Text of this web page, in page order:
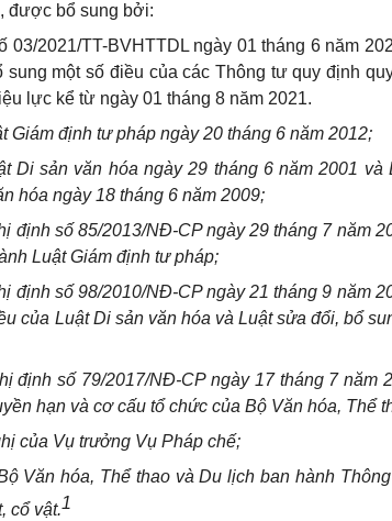
được bổ sung bởi:
03/2021/TT-BVHTTDL ngày 01 tháng 6 năm
sung một số điều của các Thông tư quy định
lực kể từ ngày 01 tháng 8 năm 2021.
Giám định tư pháp ngày 20 tháng 6 năm 2012;
Di sản văn hóa ngày 29 tháng 6 năm 2001
hóa ngày 18 tháng 6 năm 2009;
định số 85/2013/NĐ-CP ngày 29 tháng 7 năm
Luật Giám định tư pháp;
định số 98/2010/NĐ-CP ngày 21 tháng 9 năm
của Luật Di sản văn hóa và Luật sửa đổi, bổ
định số 79/2017/NĐ-CP ngày 17 tháng 7 năm
hạn và cơ cấu tổ chức của Bộ Văn hóa, Thể
của Vụ trưởng Vụ Pháp chế;
Văn hóa, Thể thao và Du lịch ban hành
cổ vật.1